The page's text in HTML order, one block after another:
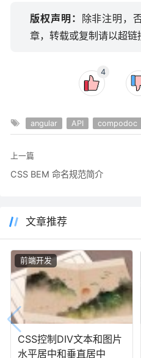
版权声明： 除非注明，
章，转载或复制请以超链
4
angular API compodoc
上一篇
CSS BEM 命名规范简介
文章推荐
CSS控制DIV文本和图片
水平居中和垂直居中
前端开发